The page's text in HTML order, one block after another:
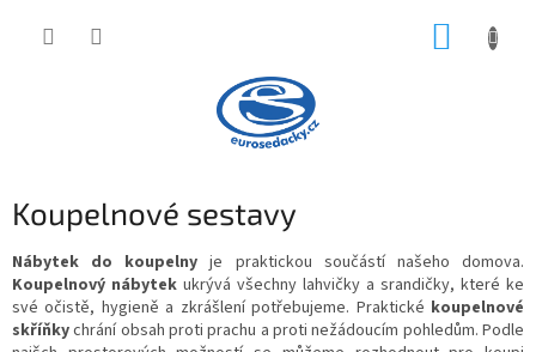
Koupelnové sestavy
Nábytek do koupelnyje praktickou součástí našeho domova.
Koupelnový nábytek ukrývá všechny lahvičky a srandičky, které ke
své očistě, hygieně a zkrášlení potřebujeme. Praktické koupelnové
skříňkychrání obsah proti prachu a proti nežádoucím pohledům. Podle